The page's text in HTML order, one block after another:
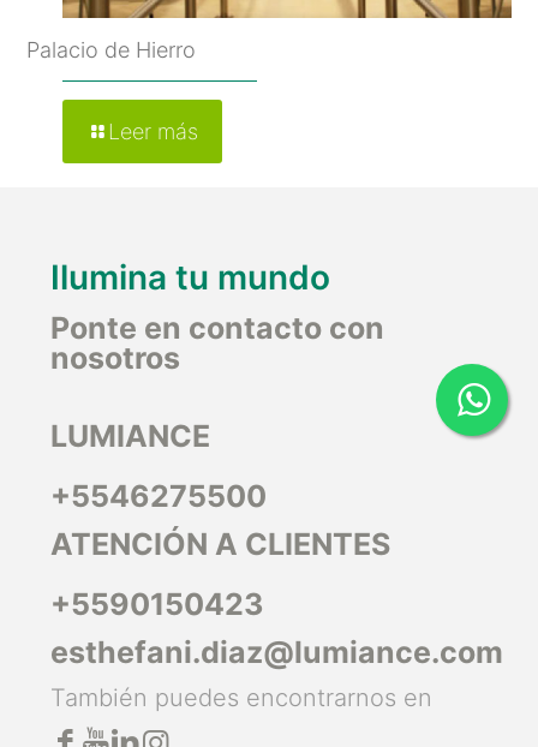
Palacio de Hierro
Leer más
Ilumina tu mundo
Ponte en contacto con
nosotros
LUMIANCE
+5546275500
ATENCIÓN A CLIENTES
+5590150423
esthefani.diaz@lumiance.com
También puedes encontrarnos en